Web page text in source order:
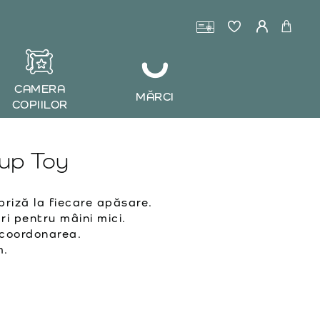
CAMERA
COPIILOR
MĂRCI
Toy
la fiecare apăsare.
pentru mâini mici.